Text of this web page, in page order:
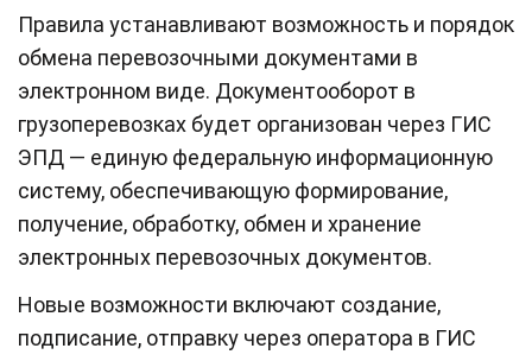
Правила устанавливают возможность и порядок
обмена перевозочными документами в
электронном виде. Документооборот в
грузоперевозках будет организован через ГИС
ЭПД — единую федеральную информационную
систему, обеспечивающую формирование,
получение, обработку, обмен и хранение
электронных перевозочных документов.
Новые возможности включают создание,
подписание, отправку через оператора в ГИС